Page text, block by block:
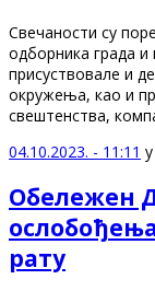
Свечаности су
одборника града
присуствовале и
окружења, као и
свештенства,
04.10.2023. - 11:11 у
Обележен
рату